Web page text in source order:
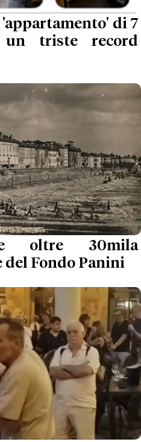
di 7
un triste record
oltre 30mila
Fondo Panini